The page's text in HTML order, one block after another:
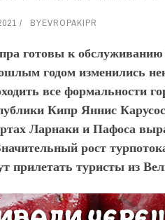
BYEVROPAKIPR
готовы к
годом изменились
все формальности
Кипр Яннис
Ларнаки и Пафоса
рост
прилетать туристы из